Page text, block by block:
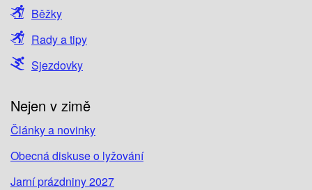
Běžky
Rady a tipy
Sjezdovky
Nejen v zimě
Články a novinky
Obecná diskuse o lyžování
Jarní prázdniny 2027